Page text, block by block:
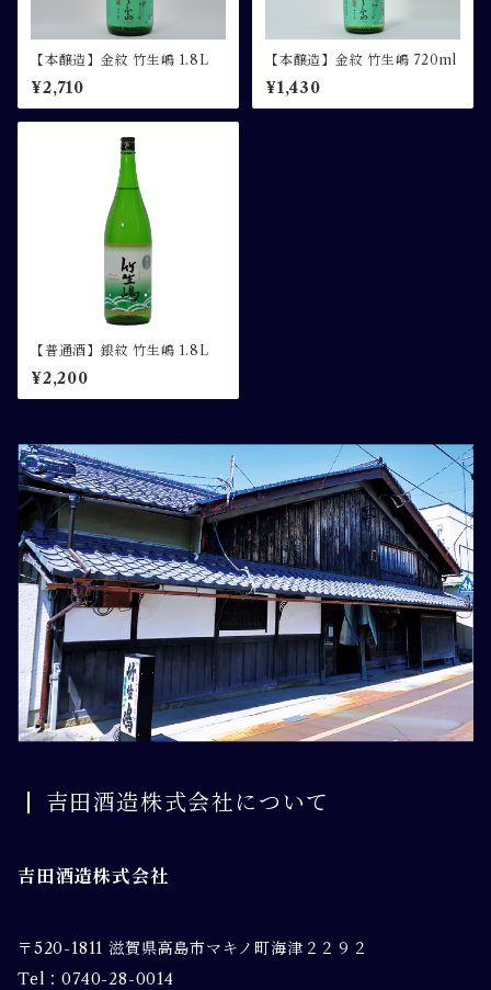
【本醸造】金紋 竹生嶋 1.8L
¥2,710
【本醸造】金紋 竹生嶋 720ml
¥1,430
【普通酒】銀紋 竹生嶋 1.8L
¥2,200
吉田酒造株式会社について
吉田酒造株式会社
〒520-1811 滋賀県高島市マキノ町海津２２９２
Tel：0740-28-0014